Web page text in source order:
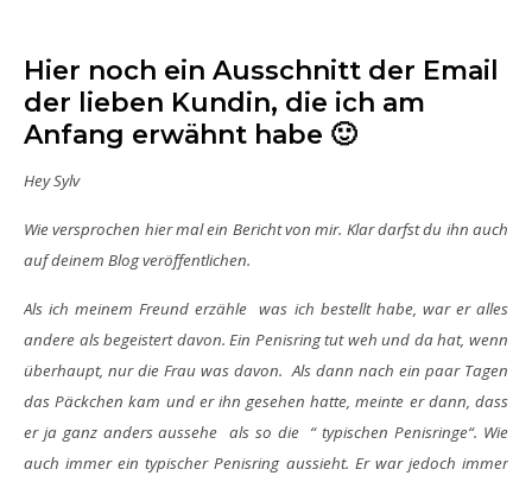
Hier noch ein Ausschnitt der Email
der lieben Kundin, die ich am
Anfang erwähnt habe 🙂
Hey Sylv
Wie versprochen hier mal ein Bericht von mir. Klar darfst du ihn auch
auf deinem Blog veröffentlichen.
Als ich meinem Freund erzähle was ich bestellt habe, war er alles
andere als begeistert davon. Ein Penisring tut weh und da hat, wenn
überhaupt, nur die Frau was davon. Als dann nach ein paar Tagen
das Päckchen kam und er ihn gesehen hatte, meinte er dann, dass
er ja ganz anders aussehe als so die “ typischen Penisringe“. Wie
auch immer ein typischer Penisring aussieht. Er war jedoch immer